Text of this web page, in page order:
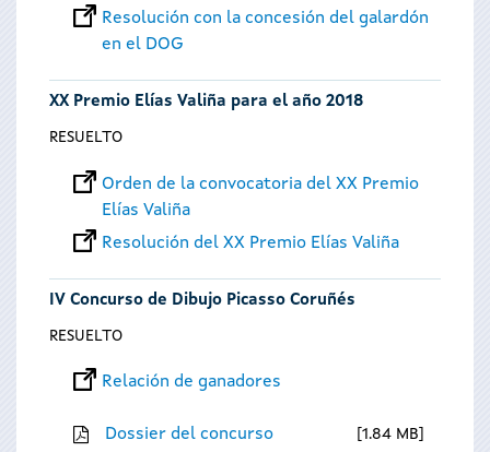
Resolución con la concesión del galardón
en el DOG
XX Premio Elías Valiña para el año 2018
RESUELTO
Orden de la convocatoria del XX Premio
Elías Valiña
Resolución del XX Premio Elías Valiña
IV Concurso de Dibujo Picasso Coruñés
RESUELTO
Relación de ganadores
Dossier del concurso 1.84 MB